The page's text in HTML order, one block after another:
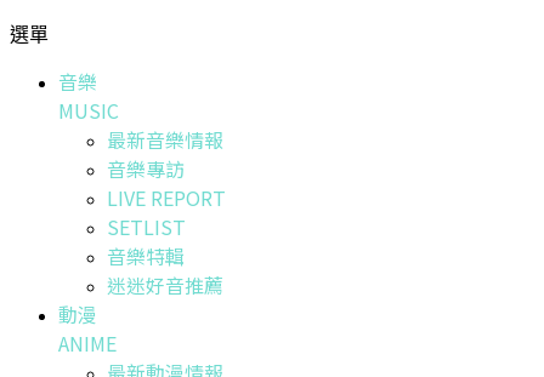
選單
音樂
MUSIC
最新音樂情報
音樂專訪
LIVE REPORT
SETLIST
音樂特輯
迷迷好音推薦
動漫
ANIME